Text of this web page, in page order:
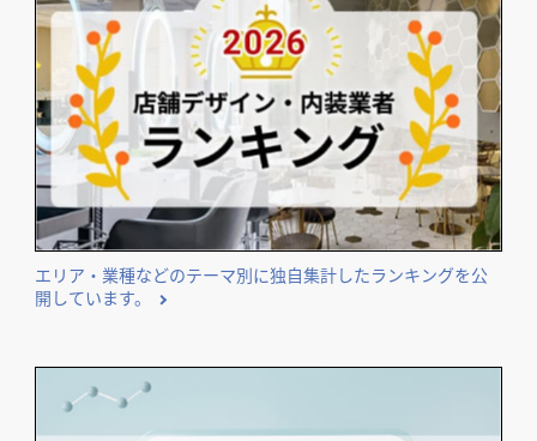
開業･改装をご検討のオーナー様に役立つコンテンツ